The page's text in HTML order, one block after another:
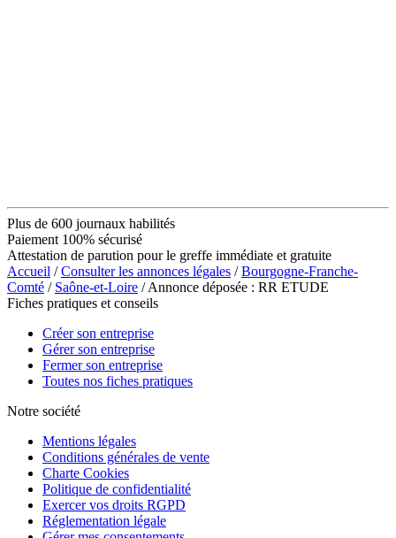
Plus de 600 journaux habilités
Paiement 100% sécurisé
Attestation de parution pour le greffe immédiate et gratuite
Accueil /Consulter les annonces légales /Bourgogne-Franche-
Comté / Saône-et-Loire / Annonce déposée : RR ETUDE
Fiches pratiques et conseils
Créer son entreprise
Gérer son entreprise
Fermer son entreprise
Toutes nos fiches pratiques
Notre société
Mentions légales
Conditions générales de vente
Charte Cookies
Politique de confidentialité
Exercer vos droits RGPD
Réglementation légale